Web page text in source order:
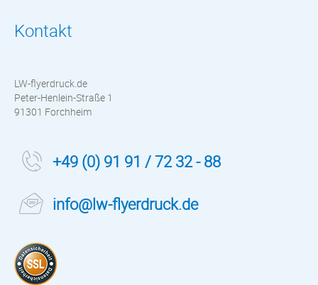
Kontakt
LW-flyerdruck.de
Peter-Henlein-Straße 1
91301 Forchheim
+49 (0) 91 91 / 72 32 - 88
info@lw-flyerdruck.de